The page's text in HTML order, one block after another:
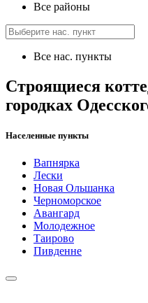
Все районы
Все нас. пункты
Строящиеся
городках
Населенные пункты
Вапнярка
Лески
Новая Ольшанка
Черноморское
Авангард
Молодежное
Таирово
Пивденне